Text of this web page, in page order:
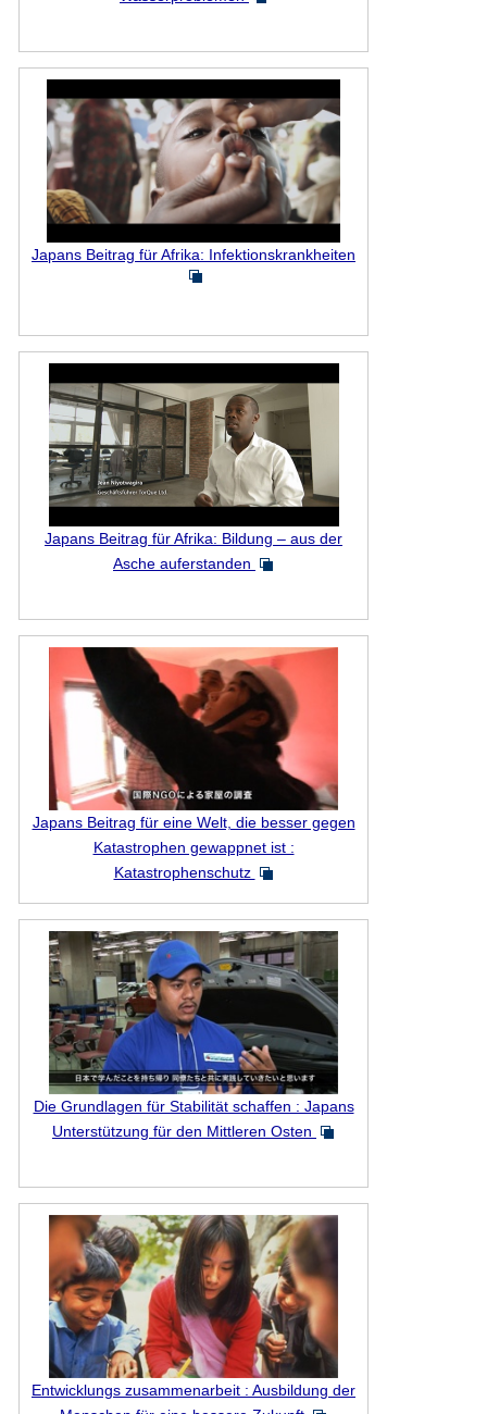
Japans Beitrag für Afrika: Infektionskrankheiten
Japans Beitrag für Afrika: Bildung – aus der
Asche auferstanden
Japans Beitrag für eine Welt, die besser gegen
Katastrophen gewappnet ist :
Katastrophenschutz
Die Grundlagen für Stabilität schaffen : Japans
Unterstützung für den Mittleren Osten
Entwicklungs zusammenarbeit : Ausbildung der